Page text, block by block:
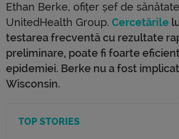
Ethan Berke, ofițer șef de
UnitedHealth Group. Cercetările
testarea frecventă cu rezultate
preliminare, poate fi foarte
epidemiei. Berke nu a fost
Wisconsin.
TOP STORIES